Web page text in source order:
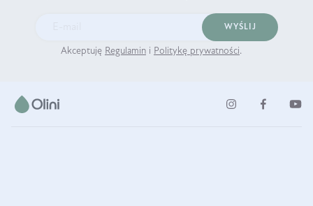
WYŚLIJ
Akceptuję Regulamin i Politykę prywatności.